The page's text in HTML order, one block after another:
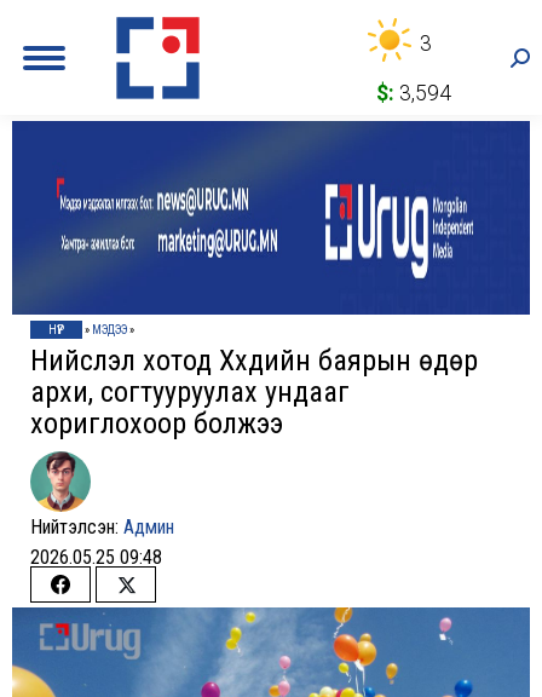
3
$: 3,594
НҮҮР » МЭДЭЭ»
Нийслэл хотод Хүүхдийн баярын өдөр
архи, согтууруулах ундааг
хориглохоор болжээ
Нийтэлсэн: Админ
2026.05.25 09:48
Share
on
Share
on